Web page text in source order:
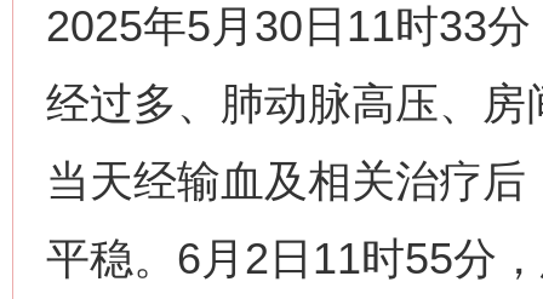
2025年5月30日11时33
经过多、肺动脉高压、房
当天经输血及相关治疗
平稳。6月2日11时55分